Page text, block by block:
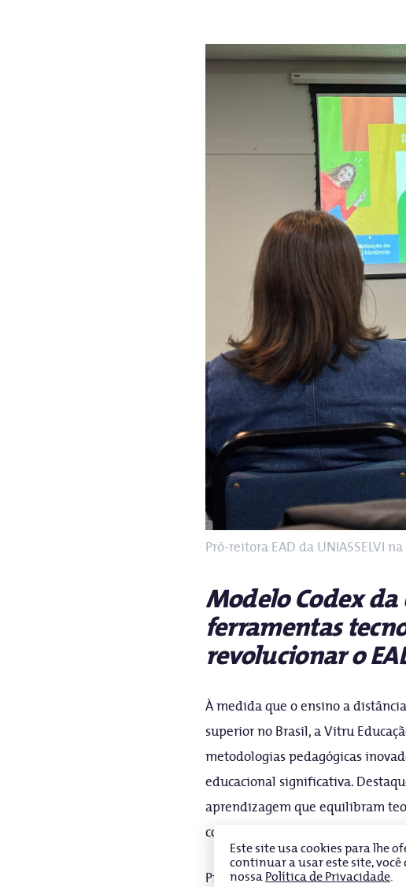
Pró-reitora EAD da UNIASSELVI
Modelo Codex
ferramentas
revolucionar o
À medida que o ensino a
superior no Brasil, a Vitru
metodologias pedagógicas
educacional significativa.
aprendizagem que equilibram
contemporâneo.
Projetado para priorizar a
Este site usa cookies para lhe
continuar a usar este site, você
nossaPolítica de Privacidade.